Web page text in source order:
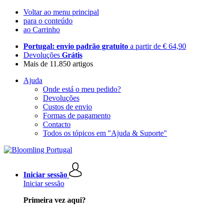
Voltar ao menu principal
para o conteúdo
ao Carrinho
Portugal: envio padrão gratuito a partir de € 64,90
Devoluções Grátis
Mais de 11.850 artigos
Ajuda
Onde está o meu pedido?
Devoluções
Custos de envio
Formas de pagamento
Contacto
Todos os tópicos em "Ajuda & Suporte"
Iniciar sessão
Iniciar sessão
Primeira vez aqui?